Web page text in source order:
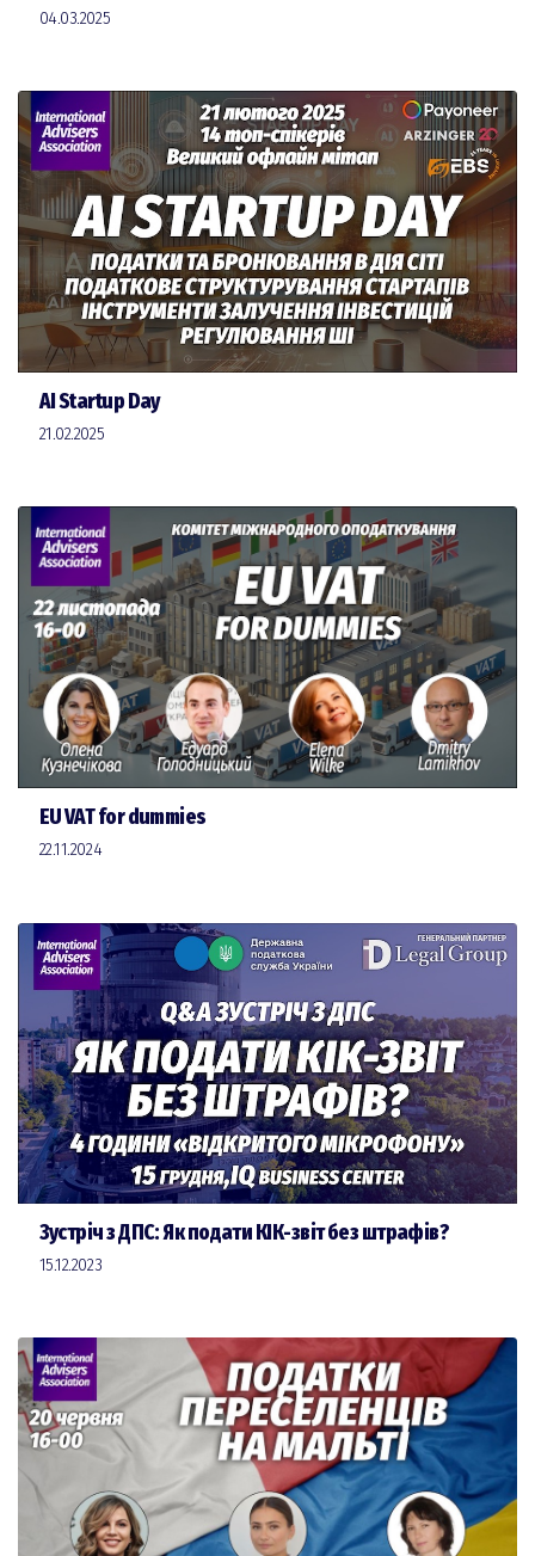
04.03.2025
AI Startup Day
21.02.2025
EU VAT for dummies
22.11.2024
Зустріч з ДПС: Як подати КІК-звіт без штрафів?
15.12.2023